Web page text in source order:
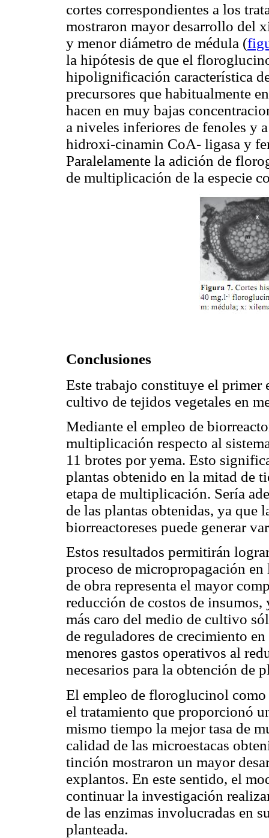
cortes correspondientes a los
mostraron mayor desarrollo del
y menor diámetro de médula (
la hipótesis de que el
hipolignificación característica
precursores que habitualmente
hacen en muy bajas
a niveles inferiores de fenoles y
hidroxi-cinamin CoA- ligasa y
Paralelamente la adición de
de multiplicación de la especie
Conclusiones
Este trabajo constituye el primer
cultivo de tejidos vegetales en
Mediante el empleo de
multiplicación respecto al
11 brotes por yema. Esto
plantas obtenido en la mitad de
etapa de multiplicación. Sería
de las plantas obtenidas, ya que
biorreactoreses puede generar
Estos resultados permitirán
proceso de micropropagación
de obra representa el mayor
reducción de costos de insumos,
más caro del medio de cultivo
de reguladores de crecimiento
menores gastos operativos al
necesarios para la obtención de
El empleo de floroglucinol
el tratamiento que proporcionó
mismo tiempo la mejor tasa de
calidad de las microestacas
tinción mostraron un mayor
explantos. En este sentido, el
continuar la investigación
de las enzimas involucradas en
planteada.